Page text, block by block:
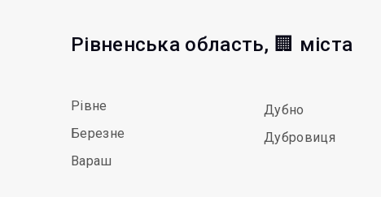
Рівненська область, 🏢 міста
Рівне
Березне
Вараш
Дубно
Дубровиця